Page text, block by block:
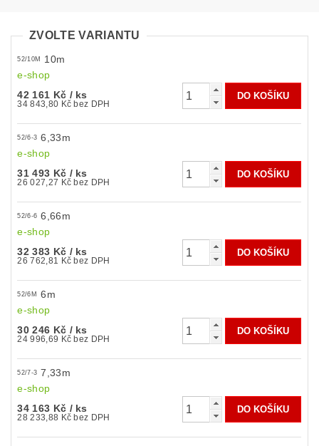
ZVOLTE VARIANTU
52/10M
10m
e-shop
42 161 Kč / ks
34 843,80 Kč bez DPH
52/6-3 6,33m
e-shop
31 493 Kč / ks
26 027,27 Kč bez DPH
52/6-6 6,66m
e-shop
32 383 Kč / ks
26 762,81 Kč bez DPH
52/6M
6m
e-shop
30 246 Kč / ks
24 996,69 Kč bez DPH
52/7-3 7,33m
e-shop
34 163 Kč / ks
28 233,88 Kč bez DPH